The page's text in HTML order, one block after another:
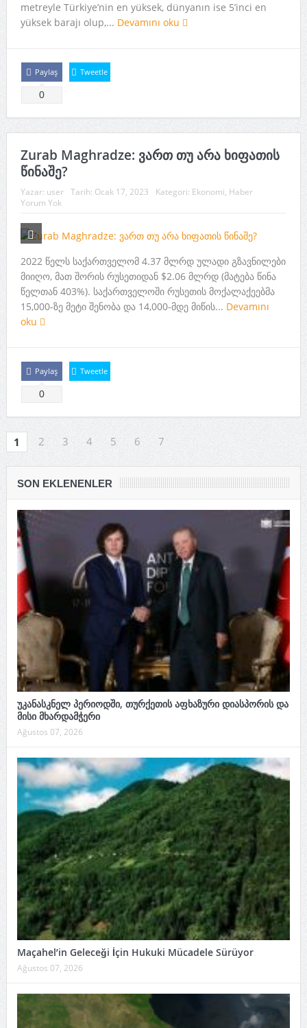
metreyle Türkiye’nin en yüksek, dünyanın ise 5’inci en
yüksek barajı olup,... Devamını oku
Paylaş
0
Tweetle
Zurab Maghradze: ვართ თუ არა ხიფათის
წინაშე?
Yazar: user Tarih: Ocak 17, 2023 Kategori: Ekonomi, Haber
Yorum Yok
2022 წელს საქართველომ 4.37 მლრდ ულადი გზავნილები
მიიღო, მათ შორის რუსეთიდან $2.06 მლრდ (მატება წინა
წელთან 403%). საქართველოში რუსეთის მოქალაქეებმა
15,000-ზე მეტი შენობა და 14,000-მდე მიწის... Devamını
oku
Paylaş
0
Tweetle
1 2 3 4 5 6 7
SON EKLENENLER
უკანასკნელ პერიოდში, თურქეთის აფხაზური დიასპორის და
მისი მხარდამჭერი
Ağustos 07, 2026
Maçahel’in Geleceği İçin Hukuki Mücadele Sürüyor
Ağustos 07, 2026